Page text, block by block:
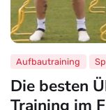
Die besten
Training im
Aufbautraining